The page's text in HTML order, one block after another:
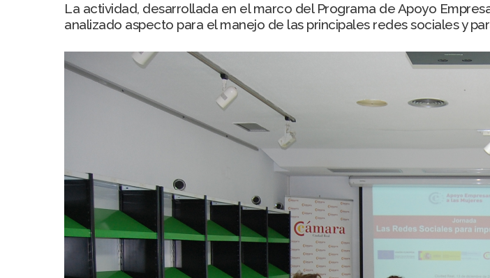
La actividad, desarrollada en el marco del Programa de Apoyo
analizado aspecto para el manejo de las principales redes sociales y